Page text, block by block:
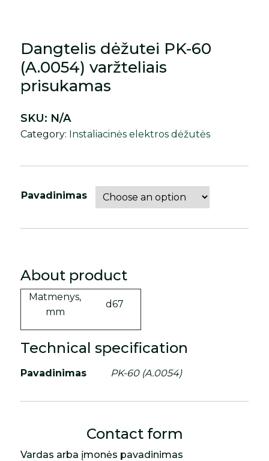
Dangtelis dėžutei PK-60
(A.0054) varžteliais
prisukamas
Pavadinimas
SKU: N/A
Category: Instaliacinės elektros dėžutės
About product
Matmenys,
mm
d67
Technical specification
Pavadinimas PK-60 (A.0054)
Contact form
Vardas arba įmonės pavadinimas